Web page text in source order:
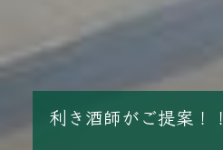
利き酒師がご提案！！